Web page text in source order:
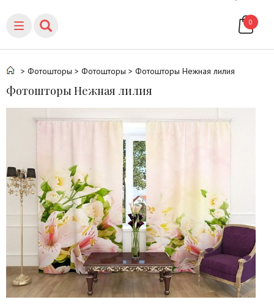
0
> Фотошторы > Фотошторы > Фотошторы Нежная лилия
Фотошторы Нежная лилия